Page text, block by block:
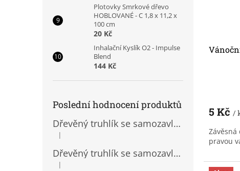
Plotovky Smrkové dřevo
HOBLOVANÉ - C 1,8 x 11,2 x
100 cm
20 Kč
Inhalační Kyslík O2 - Impulse
Blend
144 Kč
Poslední hodnocení produktů
Dřevěný truhlík se samozavlažovací vložkou
Hodnocení produktu je 5 z 5 hvězdiček.
|
Dřevěný truhlík se samozavlažovací vložkou
Hodnocení produktu je 5 z 5 hvězdiček.
|
5 Kč /
pravou